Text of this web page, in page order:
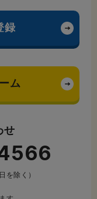
録
ム
せ
を除く）